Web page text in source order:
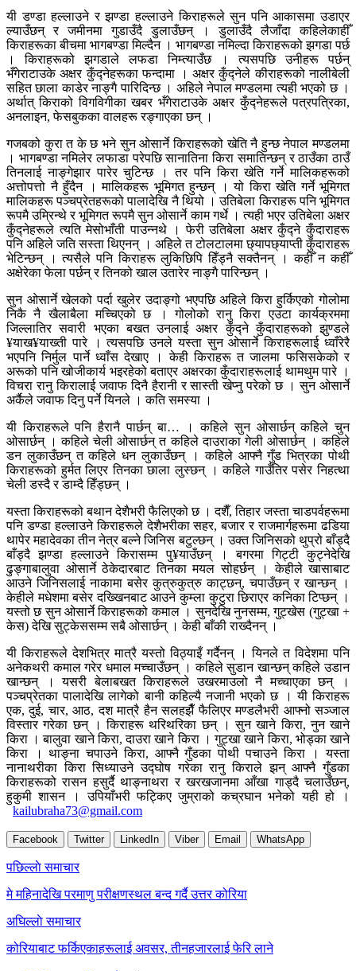
यी डण्डा हल्लाउने र झण्डा हल्लाउने किराहरूले सुन पनि आकासमा उडाएर
ल्याउँछन् र जमीनमा गुडाउँदै डुलाउँछन् । डुलाउँदै लैजाँदा कहिलेकाहीँ
किराहरूका बीचमा भागबण्डा मिल्दैन । भागबण्डा नमिल्दा किराहरूको झगडा पर्छ
। किराहरूको झगडाले लफडा निम्त्याउँछ । त्यसपछि उनीहरू पर्छन्
भँगेराटाउके अक्षर कुँद्नेहरूका फन्दामा । अक्षर कुँद्नेले कीराहरूको नालीबेली
सहित छाला काडेर नाङ्गै पारिदिन्छ । अहिले नेपाल मण्डलमा त्यही भएको छ ।
अर्थात् किराको विगविगीका खबर भँगेराटाउके अक्षर कुँद्नेहरूले पत्रपत्रिका,
अनलाइन, फेसबुकका वालहरू रङ्गाएका छन् ।
गजबको कुरा त के छ भने सुन ओसार्ने किराहरूको खेति नै हुन्छ नेपाल मण्डलमा
। भागबण्डा नमिलेर लफाडा परेपछि सानातिना किरा समातिन्छन् र ठाउँका ठाउँ
तिनलाई नाङ्गेझार पारेर चुटिन्छ । तर पनि किरा खेति गर्ने मालिकहरूको
अत्तोपत्तो नै हुँदैन । मालिकहरू भूमिगत हुन्छन् । यो किरा खेति गर्ने भूमिगत
मालिकहरू पञ्चप्रेतहरूको पालादेखि नै थियो । उतिबेला किराहरू पनि भूमिगत
रूपमै उम्रिन्थे र भूमिगत रूपमै सुन ओसार्ने काम गर्थे । त्यही भएर उतिबेला अक्षर
कुँद्नेहरूले त्यति मेसोभाँती पाउन्नथे । फेरी उतिबेला अक्षर कुँद्ने कुँदाराहरू
पनि अहिले जति सस्ता थिएनन् । अहिले त टोलटालमा छ्यापछ्याप्ती कुँदाराहरू
भेटिन्छन् । त्यसैले पनि किराहरू लुकिछिपि हिँड्नै सक्तैनन् । कहीँ न कहीँ
अक्षेरेका फेला पर्छन् र तिनको खाल उतारेर नाङ्गै पारिन्छन् ।
सुन ओसार्ने खेलको पर्दा खुलेर उदाङ्गो भएपछि अहिले किरा हुर्किएको गोलोमा
निकै नै खैलाबैला मच्चिएको छ । गोलोको रानु किरा एउटा कार्यक्रममा
जिल्लातिर सवारी भएका बखत उनलाई अक्षर कुँद्ने कुँदाराहरूको झुण्डले
¥याख¥याख्ती पारे । त्यसपछि उनले यस्ता सुन ओसार्ने किराहरूलाई ध्वाँरेरै
भएपनि निर्मुल पार्ने ध्वाँस देखाए । केही किराहरू त जालमा फसिसकेको र
अरूको पनि खोजीकार्य भइरहेको बताएर अक्षरका कुँदाराहरूलाई थामथुम पारे ।
विचरा रानु किरालाई जवाफ दिनै हैरानी र सास्ती खेप्नु परेको छ । सुन ओसार्ने
अर्कैले जवाफ दिनु पर्ने यिनले । कति समस्या ।
यी किराहरूले पनि हैरानै पार्छन् बा… । कहिले सुन ओसार्छन् कहिले चुन
ओसार्छन् । कहिले चेली ओसार्छन् त कहिले दाउराका गेली ओसार्छन् । कहिले
डन लुकाउँछन् त कहिले धन लुकाउँछन् । कहिले आफ्नै गुँड भित्रका पोथी
किराहरूको हुर्मत लिएर तिनका छाला लुस्छन् । कहिले गाउँतिर पसेर निहत्था
चेली डस्दै र डाम्दै हिँड्छन् ।
यस्ता किराहरूको बथान देशैभरी फैलिएको छ । दशैँ, तिहार जस्ता चाडपर्वहरूमा
पनि डण्डा हल्लाउने किराहरूले देशैभरीका सहर, बजार र राजमार्गहरूमा ढडिया
थापेर महादेवका तीन नेत्र बल्ने जिनिस बटुल्छन् । उक्त जिनिसको थुप्रो बाँड्दै
बाँड्दै झण्डा हल्लाउने किरासम्म पु¥याउँछन् । बगरमा गिट्टी कुट्नेदेखि
ढुङ्गाबालुवा ओसार्ने ठेकेदारबाट तिनका मयल सोहर्छन् । केहीले खासाबाट
आउने जिनिसलाई नाकामा बसेर कुत्रुकुत्रु काट्छन्, चपाउँछन् र खान्छन् ।
केहीले मधेशमा बसेर दख्खिनबाट आउने कुम्ला कुटुरा छिराएर कनिका टिप्छन् ।
यस्तो छ सुन ओसार्ने किराहरूको कमाल । सुनदेखि नुनसम्म, गुट्खेस (गुट्खा +
केस) देखि सुट्केससम्म सबै ओसार्छन् । केही बाँकी राख्दैनन् ।
यी किराहरूले देशभित्र मात्रै यस्तो विठ्याइँ गर्दैनन् । यिनले त विदेशमा पनि
अनेकथरी कमाल गरेर धमाल मच्चाउँछन् । कहिले सुडान खान्छन् कहिले उडान
खान्छन् । यसरी बेलाबखत किराहरूले उखरमाउलो नै मच्चाएका छन् ।
पञ्चप्रेतका पालादेखि लागेको बानी कहिल्यै नजानी भएको छ । यी किराहरू
एक, दुई, चार, आठ, दश मात्रै हैन सलहझैँ फैलिएर मण्डलैभरी आफ्नो सञ्जाल
विस्तार गरेका छन् । किराहरू थरिथरिका छन् । सुन खाने किरा, नुन खाने
किरा । बालुवा खाने किरा, दाउरा खाने किरा । गुट्खा खाने किरा, भोड्का खाने
किरा । थाङ्ना चपाउने किरा, आफ्नै गुँडका पोथी पचाउने किरा । यस्ता
नानाथरीका किरा सिध्याउने उद्घोष गरेका रानु किराले झन् आफ्नै गुँडका
किराहरूको रासन हसुर्दै थाङ्नाथरा र खरखजानमा आँखा गाड्दै चलाउँछन्,
हुकुमी शासन । उपियाँभरी फट्किए जुम्राको कच्रघान भनेको यही हो ।
kailubraha73@gmail.com
Facebook Twitter LinkedIn Viber Email WhatsApp
Post
navigation
पछिल्लाे समाचार
मे महिनादेखि परमाणु परीक्षणस्थल बन्द गर्दै उत्तर कोरिया
अघिल्लाे समाचार
कोरियाबाट फर्किएकाहरूलाई अवसर, तीनहजारलाई फेरि लाने